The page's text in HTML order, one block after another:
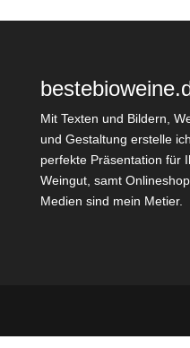
Mit Texten und Bildern,
und Gestaltung erstelle
perfekte Präsentation für
Weingut, samt
Medien sind mein Metier.